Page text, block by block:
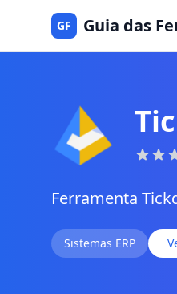
GF Guia das
Ferramenta
Sistemas ERP